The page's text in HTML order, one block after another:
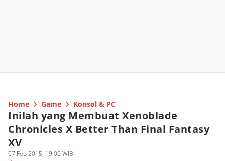
Home Game Konsol & PC
Inilah yang Membuat Xenoblade
Chronicles X Better Than Final Fantasy
XV
07 Feb 2015, 19:00 WIB